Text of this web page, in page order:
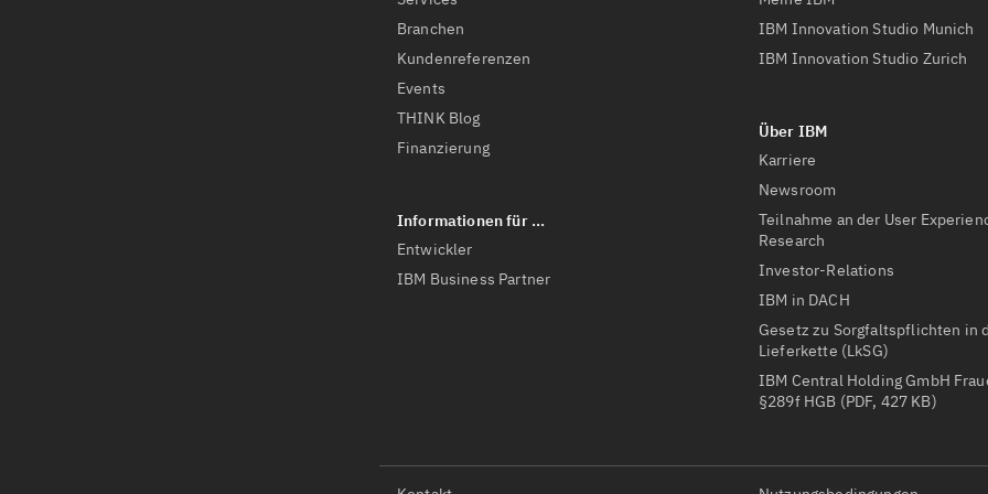
Branchen
Kundenreferenzen
Events
THINK Blog
Finanzierung
Entwickler
IBM Business Partner
IBM Innovation Studio Munich
IBM Innovation Studio Zurich
Karriere
Newsroom
Teilnahme an der User
Research
Investor-Relations
IBM in DACH
Gesetz zu Sorgfaltspflichten in
Lieferkette (LkSG)
IBM Central Holding GmbH
§289f HGB (PDF, 427 KB)